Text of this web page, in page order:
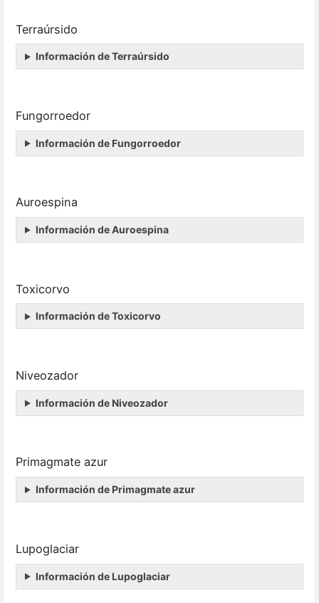
Terraúrsido
Información de Terraúrsido
Fungorroedor
Información de Fungorroedor
Auroespina
Información de Auroespina
Toxicorvo
Información de Toxicorvo
Niveozador
Información de Niveozador
Primagmate azur
Información de Primagmate azur
Lupoglaciar
Información de Lupoglaciar